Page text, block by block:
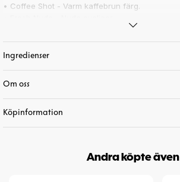
• Coffee Shot - Varm kaffebrun färg.
• Thrill Pill - En vacker sjögrön färg.
• Tropical Kick - Trendy turkos!
Art. nr:5-501
Ingredienser
Om oss
Köpinformation
Andra köpte även